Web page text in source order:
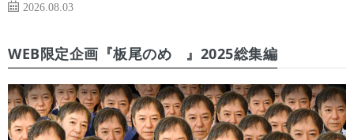
2026.08.03
WEB限定企画『板尾のめ゙』2025総集編